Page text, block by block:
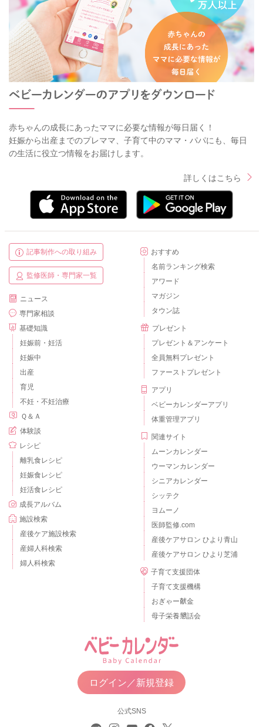
赤ちゃんの成長にあったママに必要な情報が毎日届く！
妊娠から出産までのプレママ、子育て中のママ・パパにも、毎日
の生活に役立つ情報をお届けします。
詳しくはこちら
記事制作への取り組み
監修医師・専門家一覧
ニュース
専門家相談
基礎知識
妊娠前・妊活
妊娠中
出産
育児
不妊・不妊治療
Ｑ＆Ａ
体験談
レシピ
離乳食レシピ
妊娠食レシピ
妊活食レシピ
成長アルバム
施設検索
産後ケア施設検索
産婦人科検索
婦人科検索
おすすめ
名前ランキング検索
アワード
マガジン
タウン誌
プレゼント
プレゼント＆アンケート
全員無料プレゼント
ファーストプレゼント
アプリ
ベビーカレンダーアプリ
体重管理アプリ
関連サイト
ムーンカレンダー
ウーマンカレンダー
シニアカレンダー
シッテク
ヨムーノ
医師監修.com
産後ケアサロン ひより青山
産後ケアサロン ひより芝浦
子育て支援団体
子育て支援機構
おぎゃー献金
母子栄養懇話会
ログイン／新規登録
公式SNS